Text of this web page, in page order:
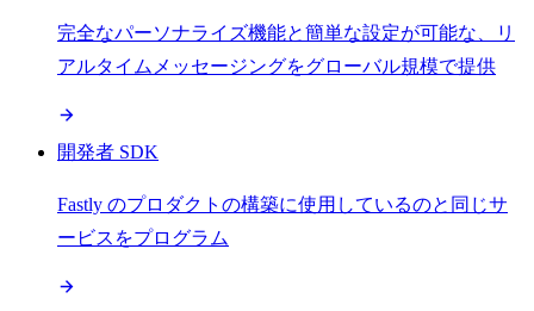
完全なパーソナライズ機能と簡単な設定が可能な、リ
アルタイムメッセージングをグローバル規模で提供
開発者 SDK
Fastly のプロダクトの構築に使用しているのと同じサ
ービスをプログラム